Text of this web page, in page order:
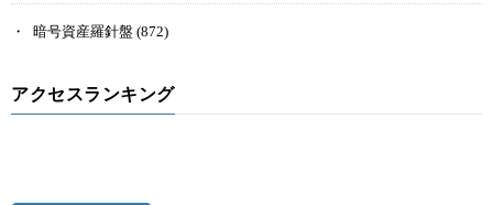
暗号資産羅針盤 (872)
アクセスランキング